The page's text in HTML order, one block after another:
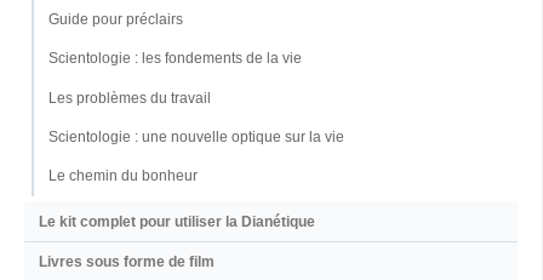
Guide pour préclairs
Scientologie : les fondements de la vie
Les problèmes du travail
Scientologie : une nouvelle optique sur la vie
Le chemin du bonheur
Le kit complet pour utiliser la Dianétique
Livres sous forme de film